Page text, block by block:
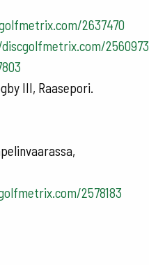
2637470
2560973
III, Raasepori.
2578183